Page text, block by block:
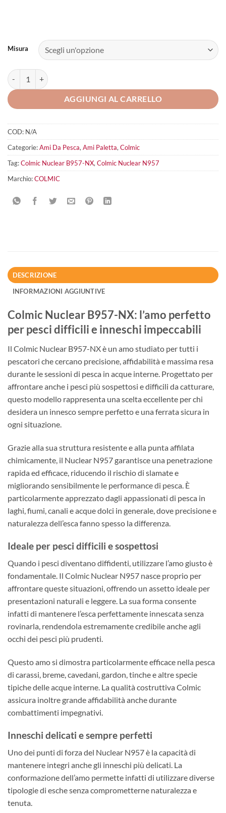
Misura
Colmic Nuclear B957-NX quantità
AGGIUNGI AL CARRELLO
COD: N/A
Categorie:Ami Da Pesca, Ami Paletta, Colmic
Tag:Colmic Nuclear B957-NX, Colmic Nuclear N957
Marchio:COLMIC
DESCRIZIONE
INFORMAZIONI AGGIUNTIVE
Colmic Nuclear B957-NX: l’amo perfetto
per pesci difficili e inneschi impeccabili
Il Colmic Nuclear B957-NX è un amo studiato per tutti i
pescatori che cercano precisione, affidabilità e massima resa
durante le sessioni di pesca in acque interne. Progettato per
affrontare anche i pesci più sospettosi e difficili da catturare,
questo modello rappresenta una scelta eccellente per chi
desidera un innesco sempre perfetto e una ferrata sicura in
ogni situazione.
Grazie alla sua struttura resistente e alla punta affilata
chimicamente, il Nuclear N957 garantisce una penetrazione
rapida ed efficace, riducendo il rischio di slamate e
migliorando sensibilmente le performance di pesca. È
particolarmente apprezzato dagli appassionati di pesca in
laghi, fiumi, canali e acque dolci in generale, dove precisione e
naturalezza dell’esca fanno spesso la differenza.
Ideale per pesci difficili e sospettosi
Quando i pesci diventano diffidenti, utilizzare l’amo giusto è
fondamentale. Il Colmic Nuclear N957 nasce proprio per
affrontare queste situazioni, offrendo un assetto ideale per
presentazioni naturali e leggere. La sua forma consente
infatti di mantenere l’esca perfettamente innescata senza
rovinarla, rendendola estremamente credibile anche agli
occhi dei pesci più prudenti.
Questo amo si dimostra particolarmente efficace nella pesca
di carassi, breme, cavedani, gardon, tinche e altre specie
tipiche delle acque interne. La qualità costruttiva Colmic
assicura inoltre grande affidabilità anche durante
combattimenti impegnativi.
Inneschi delicati e sempre perfetti
Uno dei punti di forza del Nuclear N957 è la capacità di
mantenere integri anche gli inneschi più delicati. La
conformazione dell’amo permette infatti di utilizzare diverse
tipologie di esche senza comprometterne naturalezza e
tenuta.